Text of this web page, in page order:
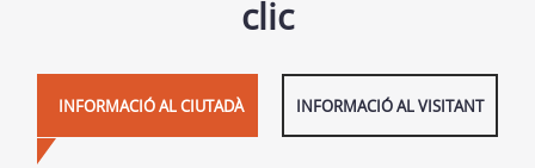
clic
INFORMACIÓ AL CIUTADÀ INFORMACIÓ AL VISITANT